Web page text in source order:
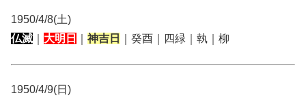
1950/4/8(土)
仏滅
大明日 神吉日 ｜癸酉｜四緑｜執｜柳
1950/4/9(日)